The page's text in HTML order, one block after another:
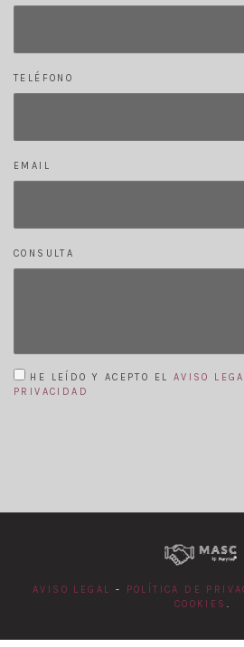
TELÉFONO
EMAIL
CONSULTA
HE LEÍDO Y ACEPTO EL AVISO
PRIVACIDAD
AVISO LEGAL - POLÍTICA DE
COOKIES .